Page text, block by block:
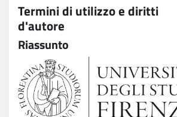
Termini di utilizzo e diritti
d'autore
Riassunto